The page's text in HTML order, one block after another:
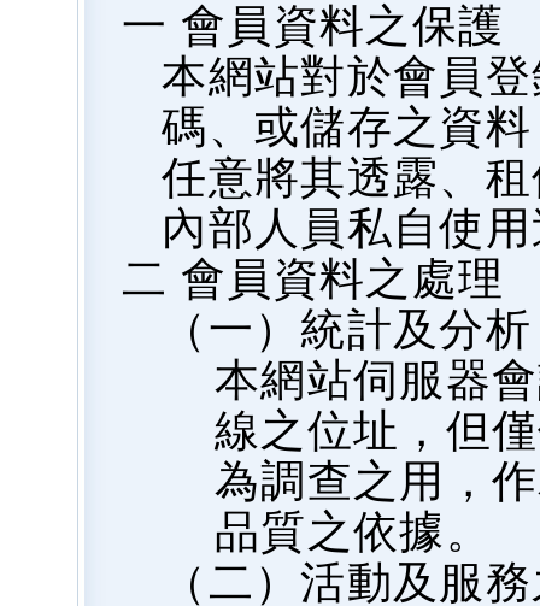
一 會員資料之保護
本網站對於會員
碼、或儲存之資
任意將其透露、
內部人員私自使
二 會員資料之處理
（一）統計及分析
本網站伺服器
線之位址，但
為調查之用，
品質之依據。
（二）活動及服